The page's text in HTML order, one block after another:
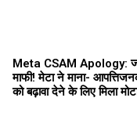
Meta CSAM Apology:
माफी! मेटा ने माना-
को बढ़ावा देने के लिए मिला